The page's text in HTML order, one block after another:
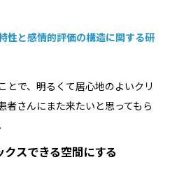
性と感情的評価の構造に関する研
とで、明るくて居心地のよいクリ
者さんにまた来たいと思ってもら
スできる空間にする